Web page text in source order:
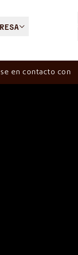
en contacto con